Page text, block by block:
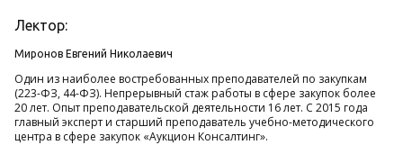
Лектор:
Миронов Евгений Николаевич
Один из наиболее востребованных преподавателей по закупкам
(223-ФЗ, 44-ФЗ). Непрерывный стаж работы в сфере закупок более
20 лет. Опыт преподавательской деятельности 16 лет. С 2015 года
главный эксперт и старший преподаватель учебно-методического
центра в сфере закупок «Аукцион Консалтинг».